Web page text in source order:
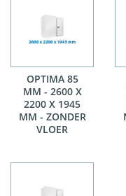
OPTIMA 85
MM - 2600 X
2200 X 1945
MM - ZONDER
VLOER